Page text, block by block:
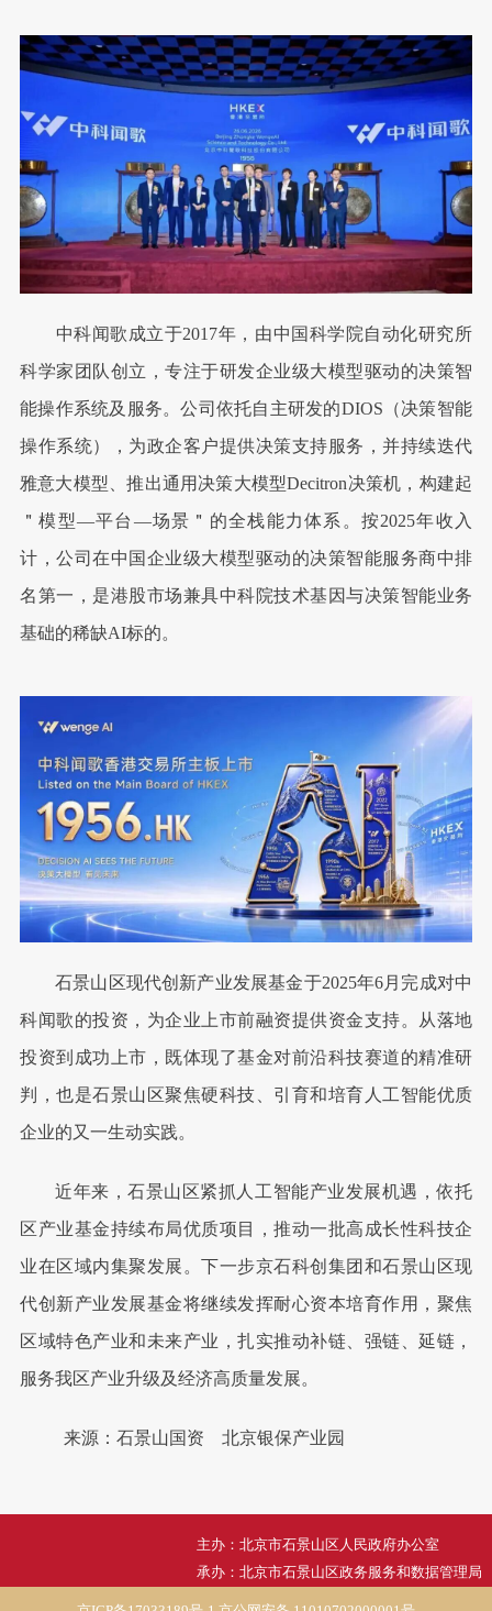
中科闻歌成立于2017年，由中国科学院自动化研究所
科学家团队创立，专注于研发企业级大模型驱动的决策智
能操作系统及服务。公司依托自主研发的DIOS（决策智能
操作系统），为政企客户提供决策支持服务，并持续迭代
雅意大模型、推出通用决策大模型Decitron决策机，构建起
＂模型—平台—场景＂的全栈能力体系。按2025年收入
计，公司在中国企业级大模型驱动的决策智能服务商中排
名第一，是港股市场兼具中科院技术基因与决策智能业务
基础的稀缺AI标的。
石景山区现代创新产业发展基金于2025年6月完成对中
科闻歌的投资，为企业上市前融资提供资金支持。从落地
投资到成功上市，既体现了基金对前沿科技赛道的精准研
判，也是石景山区聚焦硬科技、引育和培育人工智能优质
企业的又一生动实践。
近年来，石景山区紧抓人工智能产业发展机遇，依托
区产业基金持续布局优质项目，推动一批高成长性科技企
业在区域内集聚发展。下一步京石科创集团和石景山区现
代创新产业发展基金将继续发挥耐心资本培育作用，聚焦
区域特色产业和未来产业，扎实推动补链、强链、延链，
服务我区产业升级及经济高质量发展。
来源：石景山国资 北京银保产业园
主办：北京市石景山区人民政府办公室
承办：北京市石景山区政务服务和数据管理局